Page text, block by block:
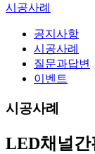
시공사례
공지사항
시공사례
질문과답변
이벤트
시공사례
LED채널간